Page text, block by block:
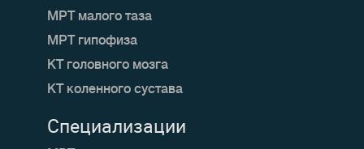
Специализации
МРТ малого таза
МРТ гипофиза
КТ головного мозга
КТ коленного сустава